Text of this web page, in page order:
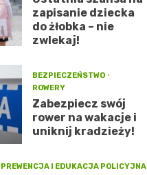
zapisanie dziecka
do żłobka – nie
zwlekaj!
BEZPIECZEŃSTWO
ROWERY
Zabezpiecz swój
rower na wakacje i
uniknij kradzieży!
PREWENCJA I EDUKACJA POLICYJNA